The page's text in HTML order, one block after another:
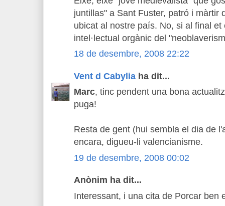
juntillas" a Sant Fuster, patró i màrtir
ubicat al nostre país. No, si al final et
intel·lectual orgànic del
18 de desembre, 2008 22:22
Vent d Cabylia ha dit...
Marc, tinc pendent una bona
puga!
Resta de gent (hui sembla el dia de
encara, digueu-li valencianisme.
19 de desembre, 2008 00:02
Anònim ha dit...
Interessant, i una cita de Porcar ben